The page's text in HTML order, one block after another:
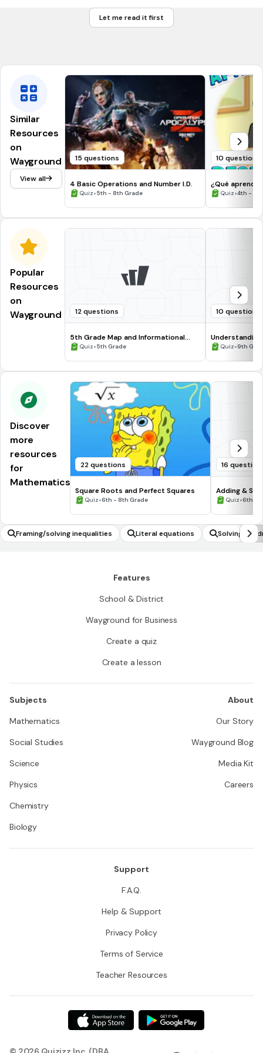
78,5\ cm^2Let me read it first
Similar
Resources
on
Wayground
View all
15 questions
4 Basic Operations and Number I.D.
Quiz•5th - 8th Grade
10 questions
¿Qué aprendí
Quiz•4th -
Popular
Resources
on
Wayground
12 questions
5th Grade Map and Informational
Processing Skills
Quiz•5th Grade
10 questions
Quiz•9th
Discover
more
resources
for
Mathematics
22 questions
Square Roots and Perfect Squares
Quiz•6th - 8th Grade
16
Adding &
Numbers #1
Quiz•6th -
Framing/solving inequalities Literal equations
Solving
atic formula
Features
School & District
Wayground for Business
Create a quiz
Create a lesson
Subjects
Mathematics
Social Studies
Science
Physics
Chemistry
Biology
About
Our Story
Wayground Blog
Media Kit
Careers
Support
F.A.Q.
Help & Support
Privacy Policy
Terms of Service
Teacher Resources